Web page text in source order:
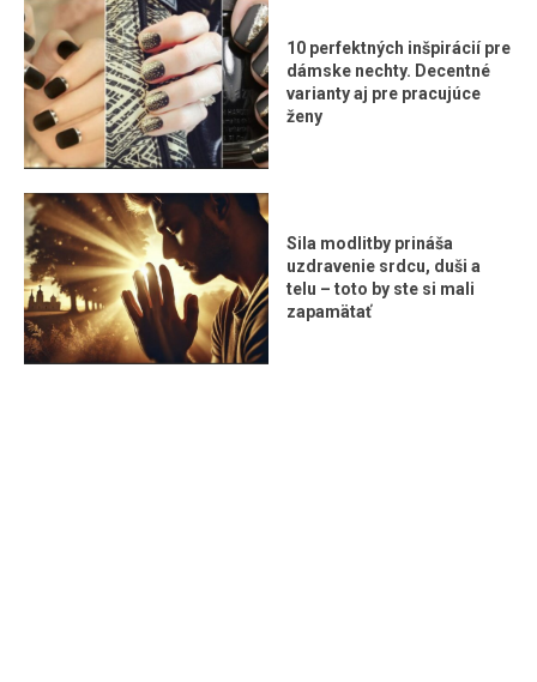
10 perfektných inšpirácií pre
dámske nechty. Decentné
varianty aj pre pracujúce
ženy
Sila modlitby prináša
uzdravenie srdcu, duši a
telu – toto by ste si mali
zapamätať